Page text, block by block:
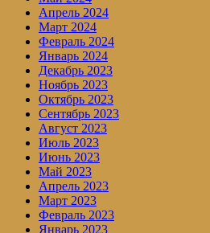
Апрель 2024
Март 2024
Февраль 2024
Январь 2024
Декабрь 2023
Ноябрь 2023
Октябрь 2023
Сентябрь 2023
Август 2023
Июль 2023
Июнь 2023
Май 2023
Апрель 2023
Март 2023
Февраль 2023
Январь 2023